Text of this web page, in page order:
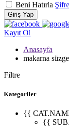
Beni Hatırla
Giriş Yap
Kayıt Ol
Anasayfa
makarna
Filtre
Kategoriler
{{
{{